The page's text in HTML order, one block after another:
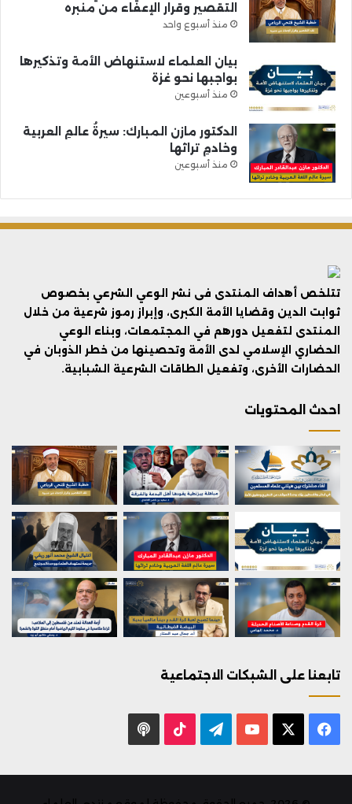
التقصير وقرار الإعفاء من منبره
منذ أسبوع واحد
بيان العلماء لاستنهاض الأمة وتذكيرها
بواجبها نحو غزة
منذ أسبوعين
الدكتور مازن المبارك: سيرةُ عالمِ العربية
وخادمِ تراثها
منذ أسبوعين
تتلخص أهداف المنتدى فى نشر الوعي الشرعي بخصوص
ثوابت الدين وقضايا الأمة الكبرى، وإبراز رموز شرعية من خلال
المنتدى لتفعيل دورهم في المجتمعات، وبناء الوعي
الحضاري الإسلامي لدى الأمة وتحصينها من خطر الذوبان في
الحضارات الأخرى، وتفعيل الطاقات الشرعية الشبابية.
احدث المحتويات
تابعنا على الشبكات الاجتماعية
فيسبوك يوتيوب تيلقرام ‫TikTok